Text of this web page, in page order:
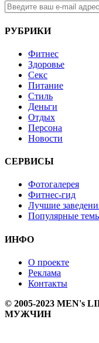
РУБРИКИ
Фитнес
Здоровье
Секс
Питание
Стиль
Деньги
Отдых
Персона
Новости
СЕРВИСЫ
Фотогалерея
Фитнес-гид
Лучшие
Популярные
ИНФО
О проекте
Реклама
Контакты
© 2005-2023
МУЖЧИН